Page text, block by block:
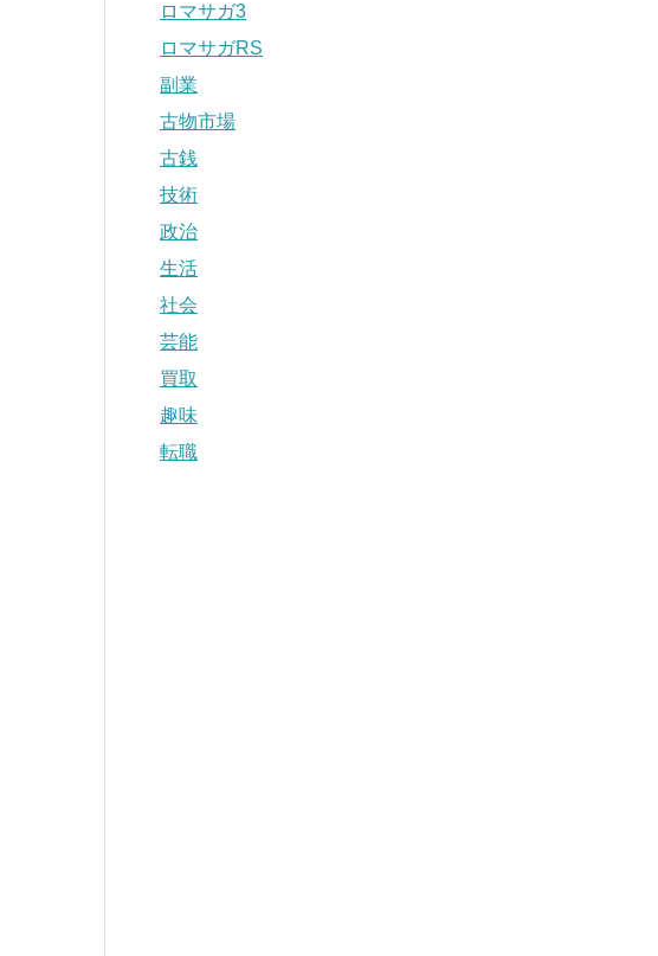
ロマサガ3
ロマサガRS
副業
古物市場
古銭
技術
政治
生活
社会
芸能
買取
趣味
転職